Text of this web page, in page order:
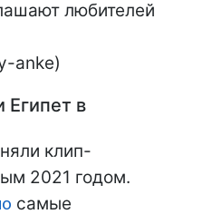
любителей
anke)
Египет в
клип-
2021 годом.
самые